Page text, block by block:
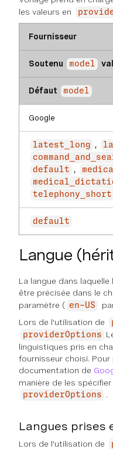
les valeurs en
Fournisseur
Soutenu model
Défaut model
Google
latest_long ,
default ,
telephony_short
default
Langue
La langue dans
être précisée dans le
paramètre ( en-US
Lors de l'utilisation de
providerOptions
linguistiques pris en
fournisseur choisi.
documentation de
manière de les
providerOptions .
Langues prises
Lors de l'utilisation de